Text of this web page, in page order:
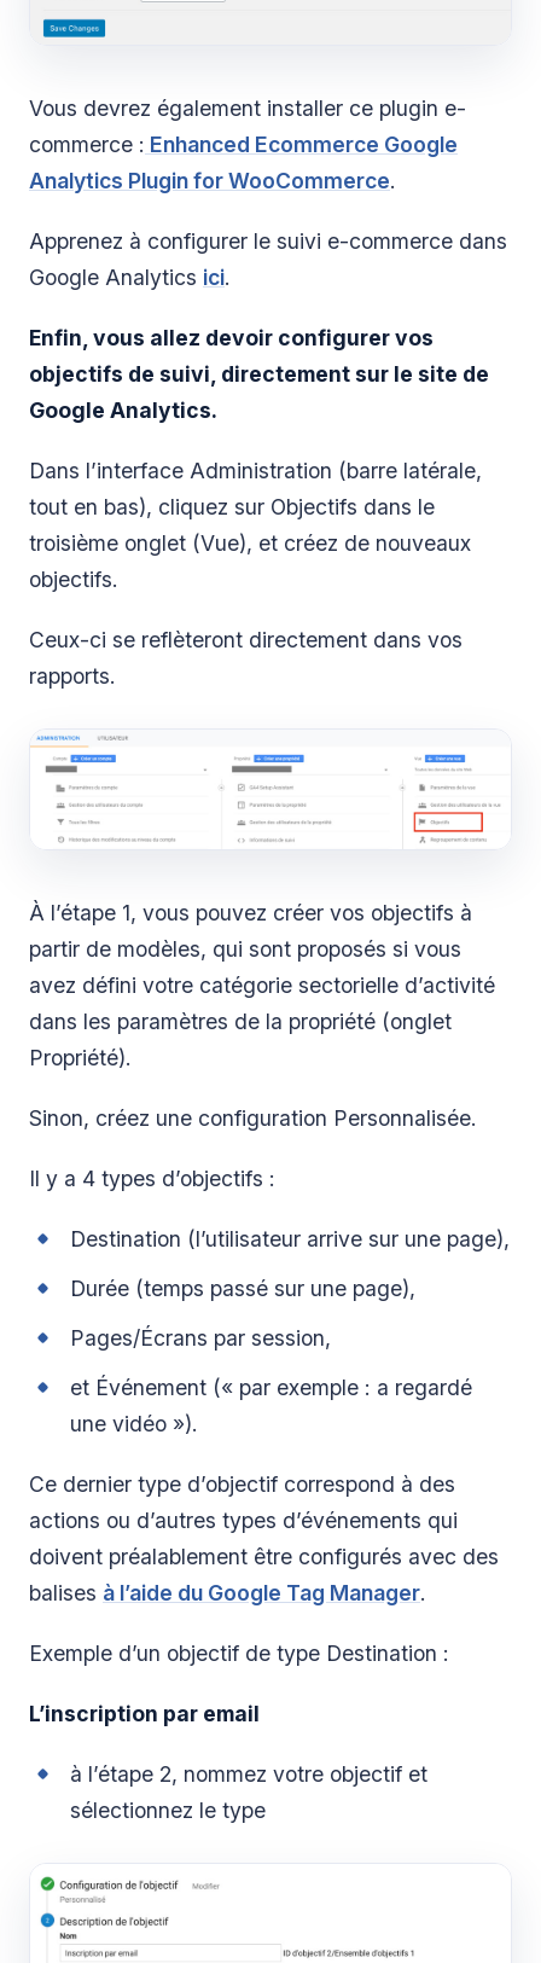
Vous devrez également installer ce plugin e-
commerce : Enhanced Ecommerce Google
Analytics Plugin for WooCommerce.
Apprenez à configurer le suivi e-commerce dans
Google Analytics ici.
Enfin, vous allez devoir configurer vos
objectifs de suivi, directement sur le site de
Google Analytics.
Dans l’interface Administration (barre latérale,
tout en bas), cliquez sur Objectifs dans le
troisième onglet (Vue), et créez de nouveaux
objectifs.
Ceux-ci se reflèteront directement dans vos
rapports.
À l’étape 1, vous pouvez créer vos objectifs à
partir de modèles, qui sont proposés si vous
avez défini votre catégorie sectorielle d’activité
dans les paramètres de la propriété (onglet
Propriété).
Sinon, créez une configuration Personnalisée.
Il y a 4 types d’objectifs :
Destination (l’utilisateur arrive sur une page),
Durée (temps passé sur une page),
Pages/Écrans par session,
et Événement (« par exemple : a regardé
une vidéo »).
Ce dernier type d’objectif correspond à des
actions ou d’autres types d’événements qui
doivent préalablement être configurés avec des
balises à l’aide du Google Tag Manager.
Exemple d’un objectif de type Destination :
L’inscription par email
à l’étape 2, nommez votre objectif et
sélectionnez le type